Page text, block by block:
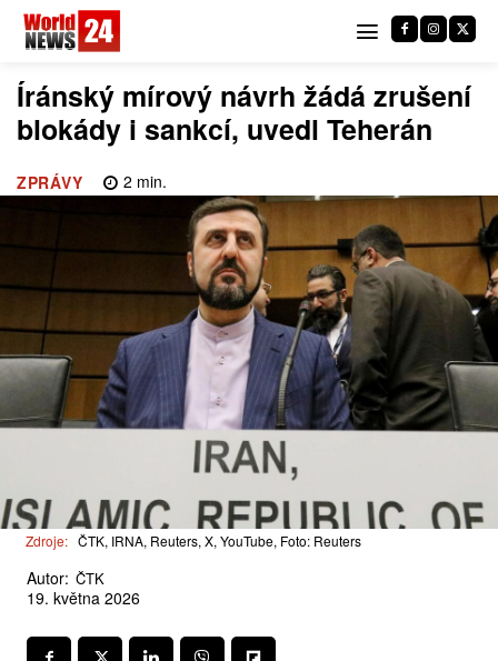
Íránský mírový návrh žádá zrušení
blokády i sankcí, uvedl Teherán
ZPRÁVY 2 min.
Zdroje: ČTK, IRNA, Reuters, X, YouTube, Foto: Reuters
Autor: ČTK
19. května 2026